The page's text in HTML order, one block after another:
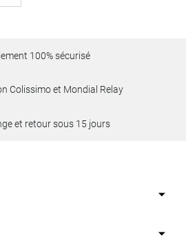
100% sécurisé
Colissimo et Mondial Relay
et retour sous 15 jours